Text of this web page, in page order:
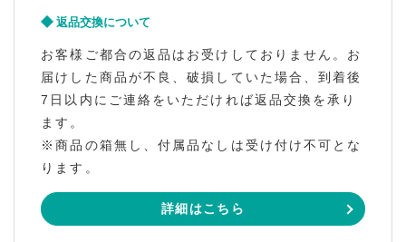
返品交換について
お客様ご都合の返品はお受けしておりません。お
届けした商品が不良、破損していた場合、到着後
7日以内にご連絡をいただければ返品交換を承り
ます。
※商品の箱無し、付属品なしは受け付け不可とな
ります。
詳細はこちら